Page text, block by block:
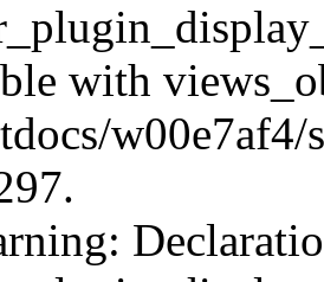
with
w00e7af4/